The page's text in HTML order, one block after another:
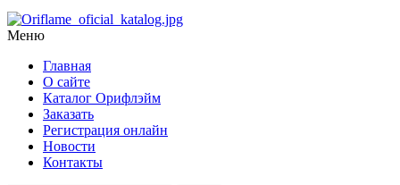
Меню
Главная
О сайте
Каталог Орифлэйм
Заказать
Регистрация онлайн
Новости
Контакты